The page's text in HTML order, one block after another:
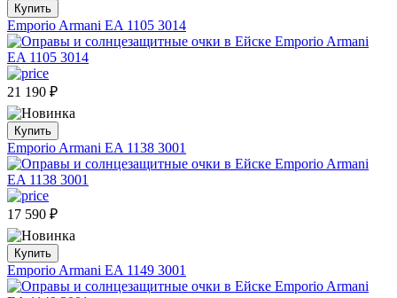
Купить
Emporio Armani EA 1105 3014
21 190 ₽
Купить
Emporio Armani EA 1138 3001
17 590 ₽
Купить
Emporio Armani EA 1149 3001